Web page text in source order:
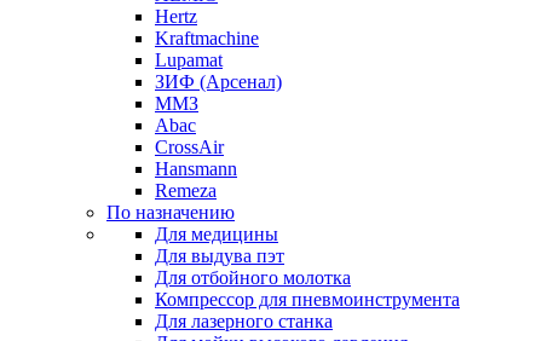
Hertz
Kraftmachine
Lupamat
ЗИФ (Арсенал)
ММЗ
Abac
CrossAir
Hansmann
Remeza
По назначению
Для медицины
Для выдува пэт
Для отбойного молотка
Компрессор для пневмоинструмента
Для лазерного станка